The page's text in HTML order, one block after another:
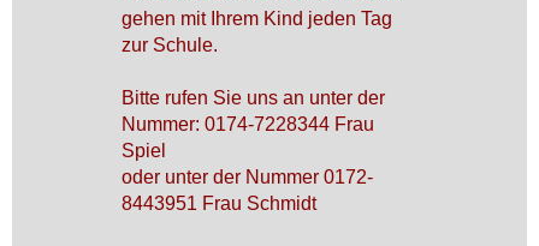
gehen mit Ihrem Kind jeden Tag
zur Schule.
Bitte rufen Sie uns an unter der
Nummer: 0174-7228344 Frau
Spiel
oder unter der Nummer 0172-
8443951 Frau Schmidt